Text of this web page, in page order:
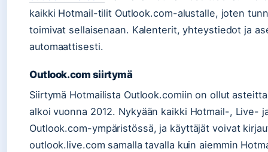
kaikki Hotmail-tilit Outlook.com-alustalle, joten
toimivat sellaisenaan. Kalenterit, yhteystiedot ja
automaattisesti.
Outlook.com siirtymä
Siirtymä Hotmailista Outlook.comiin on ollut
alkoi vuonna 2012. Nykyään kaikki Hotmail-, Live-
Outlook.com-ympäristössä, ja käyttäjät voivat
outlook.live.com samalla tavalla kuin aiemmin